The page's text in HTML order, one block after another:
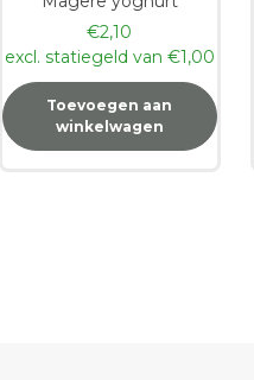
€2,10
excl. statiegeld van €1,00
Toevoegen aan
winkelwagen